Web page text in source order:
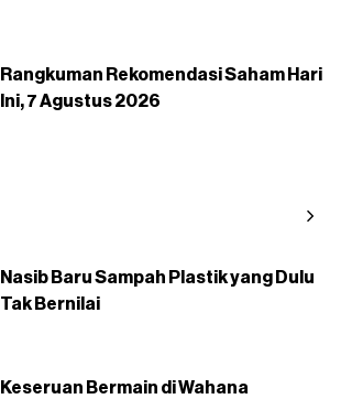
Rangkuman Rekomendasi Saham Hari
Ini, 7 Agustus 2026
Nasib Baru Sampah Plastik yang Dulu
Tak Bernilai
Keseruan Bermain di Wahana